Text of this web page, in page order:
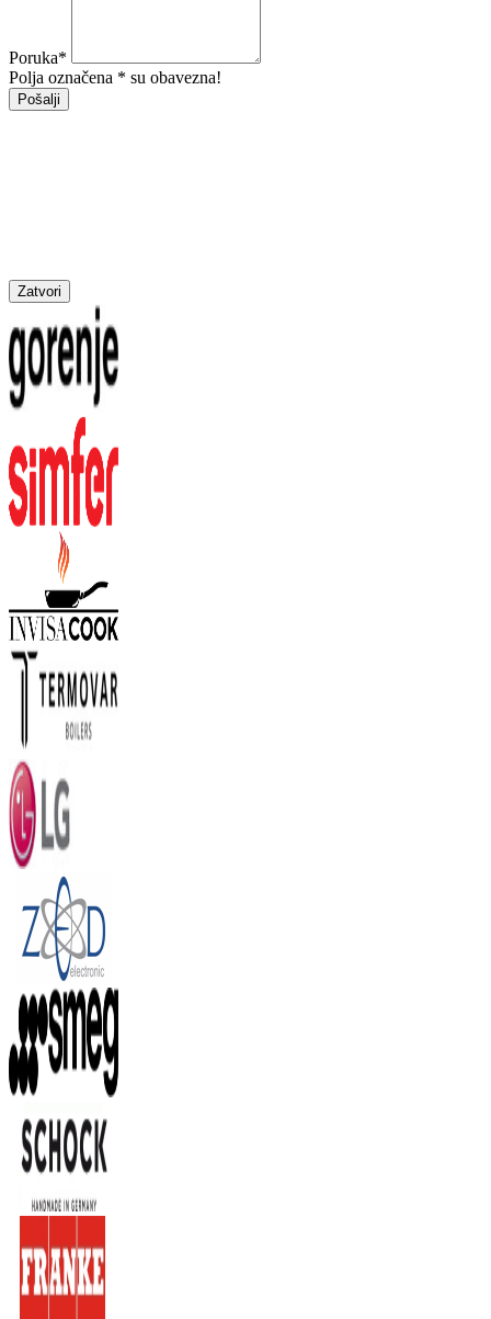
Poruka*
Polja označena * su obavezna!
Pošalji
Zatvori